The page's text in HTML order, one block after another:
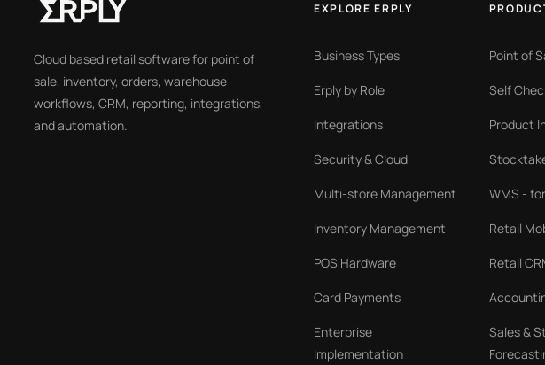
Cloud based retail software for point of
sale, inventory, orders, warehouse
workflows, CRM, reporting, integrations,
and automation.
EXPLORE ERPLY
Business Types
Erply by Role
Integrations
Security & Cloud
Multi-store Management
Inventory Management
POS Hardware
Card Payments
Enterprise
Implementation
Point of
Self
Product
WMS -
Retail
Retail
Sales &